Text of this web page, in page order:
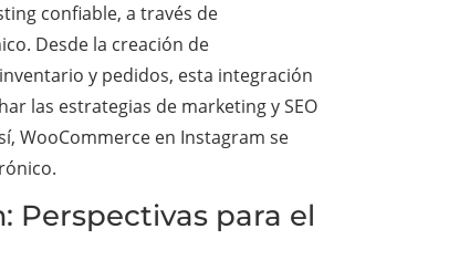
confiable, a través de
Desde la creación de
y pedidos, esta integración
las estrategias de marketing y SEO
WooCommerce en Instagram se
Perspectivas para el